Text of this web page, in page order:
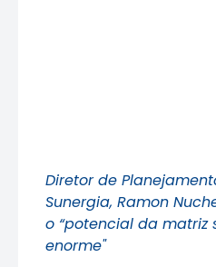
Diretor de
Sunergia, Ramon
o “potencial da matriz
enorme"